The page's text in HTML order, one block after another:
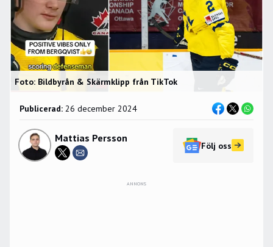
Foto: Bildbyrån & Skärmklipp från TikTok
Publicerad: 26 december 2024
Mattias Persson
Följ oss
ANNONS